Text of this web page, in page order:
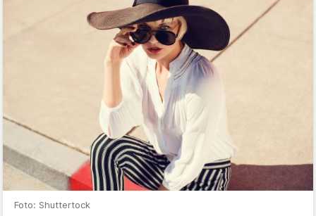
Foto: Shuttertock